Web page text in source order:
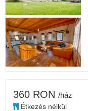
360 RON /ház
Étkezés nélkül